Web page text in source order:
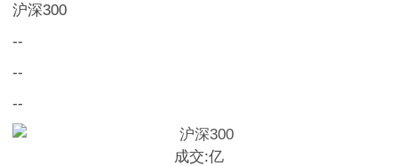
沪深300
--
--
--
成交:亿